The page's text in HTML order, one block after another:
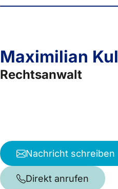
Maximilian
Rechtsanwalt
Nachricht schreiben
Direkt anrufen